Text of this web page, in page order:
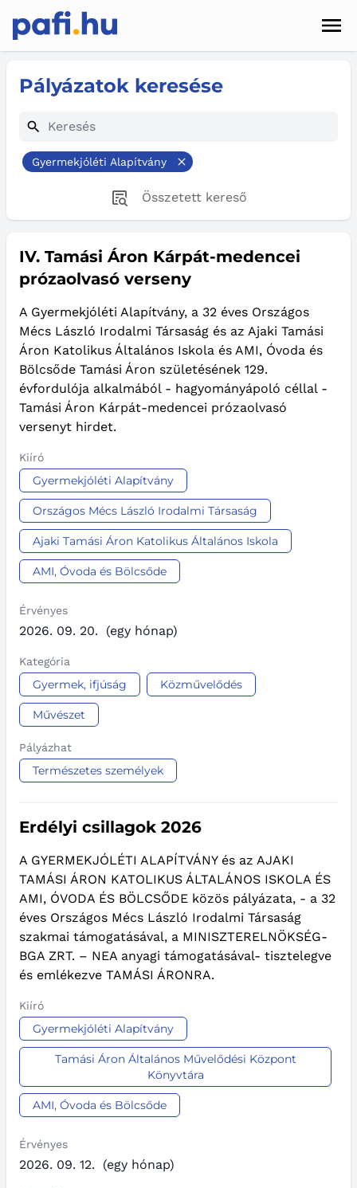
Sötét mód
Pályázatok keresése
Gyermekjóléti Alapítvány
Összetett kereső
IV. Tamási Áron Kárpát-medencei
prózaolvasó verseny
A Gyermekjóléti Alapítvány, a 32 éves Országos
Mécs László Irodalmi Társaság és az Ajaki Tamási
Áron Katolikus Általános Iskola és AMI, Óvoda és
Bölcsőde Tamási Áron születésének 129.
évfordulója alkalmából - hagyományápoló céllal -
Tamási Áron Kárpát-medencei prózaolvasó
versenyt hirdet.
Kiíró
Gyermekjóléti Alapítvány
Országos Mécs László Irodalmi Társaság
Ajaki Tamási Áron Katolikus Általános Iskola
AMI, Óvoda és Bölcsőde
Érvényes
2026. 09. 20. (egy hónap)
Kategória
Gyermek, ifjúság Közművelődés
Művészet
Pályázhat
Természetes személyek
Erdélyi csillagok 2026
A GYERMEKJÓLÉTI ALAPÍTVÁNY és az AJAKI
TAMÁSI ÁRON KATOLIKUS ÁLTALÁNOS ISKOLA ÉS
AMI, ÓVODA ÉS BÖLCSŐDE közös pályázata, - a 32
éves Országos Mécs László Irodalmi Társaság
szakmai támogatásával, a MINISZTERELNÖKSÉG-
BGA ZRT. – NEA anyagi támogatásával- tisztelegve
és emlékezve TAMÁSI ÁRONRA.
Kiíró
Gyermekjóléti Alapítvány
Tamási Áron Általános Művelődési Központ
Könyvtára
AMI, Óvoda és Bölcsőde
Érvényes
2026. 09. 12. (egy hónap)